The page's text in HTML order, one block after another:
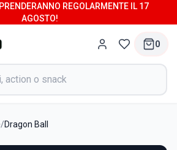
REGOLARMENTE IL 17
AGOSTO!
0
/Dragon Ball